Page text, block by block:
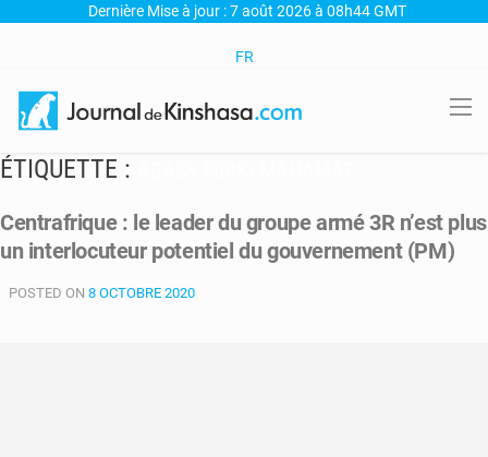
Dernière Mise à jour : 7 août 2026 à 08h44 GMT
FR
ÉTIQUETTE :
Centrafrique : le leader du groupe armé 3R n’est plus
un interlocuteur potentiel du gouvernement (PM)
POSTED ON 8 OCTOBRE 2020